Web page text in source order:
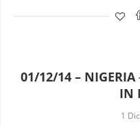
01/12/14 – NIGERIA
IN
1